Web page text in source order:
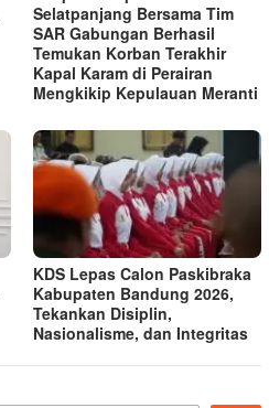
Selatpanjang Bersama Tim
SAR Gabungan Berhasil
Temukan Korban Terakhir
Kapal Karam di Perairan
Mengkikip Kepulauan Meranti
KDS Lepas Calon Paskibraka
Kabupaten Bandung 2026,
Tekankan Disiplin,
Nasionalisme, dan Integritas